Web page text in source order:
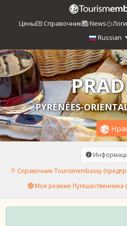
Цены Справочник News
Russian
PYRÉNÉES-
Справочник Tourismembassy
Мое резюме Путешественника